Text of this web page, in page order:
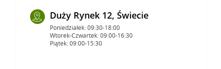
Duży Rynek 12, Świecie
Poniedziałek: 09:30-18:00
Wtorek-Czwartek: 09:00-16:30
Piątek: 09:00-15:30